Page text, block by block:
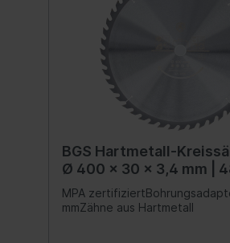
BGS Hartmetall-
Ø 400 x 30 x 3,4 mm |
MPA
mmZähne aus Hartmetall